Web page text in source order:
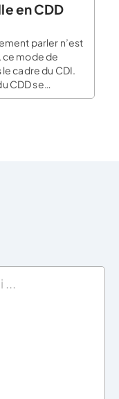
en CDD
parler n’est
ce mode de
cadre du CDI.
CDD se
par les